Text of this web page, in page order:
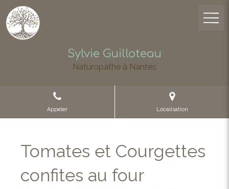
Sylvie Guilloteau
Naturopathe à Nantes
Appeler Localisation
Tomates et Courgettes
confites au four